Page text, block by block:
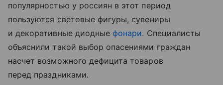
популярностью у россиян в этот период
пользуются световые фигуры, сувениры
и декоративные диодные фонари. Специалисты
объяснили такой выбор опасениями граждан
насчет возможного дефицита товаров
перед праздниками.